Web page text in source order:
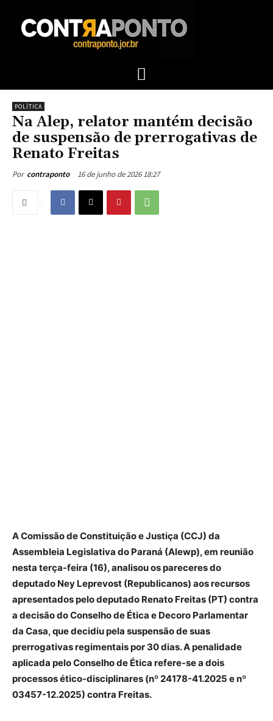
POLÍTICA
Na Alep, relator mantém decisão
de suspensão de prerrogativas de
Renato Freitas
Por contraponto 16 de junho de 2026 18:27
A Comissão de Constituição e Justiça (CCJ) da
Assembleia Legislativa do Paraná (Alewp), em reunião
nesta terça-feira (16), analisou os pareceres do
deputado Ney Leprevost (Republicanos) aos recursos
apresentados pelo deputado Renato Freitas (PT) contra
a decisão do Conselho de Ética e Decoro Parlamentar
da Casa, que decidiu pela suspensão de suas
prerrogativas regimentais por 30 dias. A penalidade
aplicada pelo Conselho de Ética refere-se a dois
processos ético-disciplinares (nº 24178-41.2025 e nº
03457-12.2025) contra Freitas.